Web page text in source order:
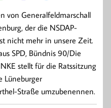
von Generalfeldmarschall
der die NSDAP-
nicht mehr in unsere Zeit.
SPD, Bündnis 90/Die
stellt für die Ratssitzung
Lüneburger
Straße umzubenennen.